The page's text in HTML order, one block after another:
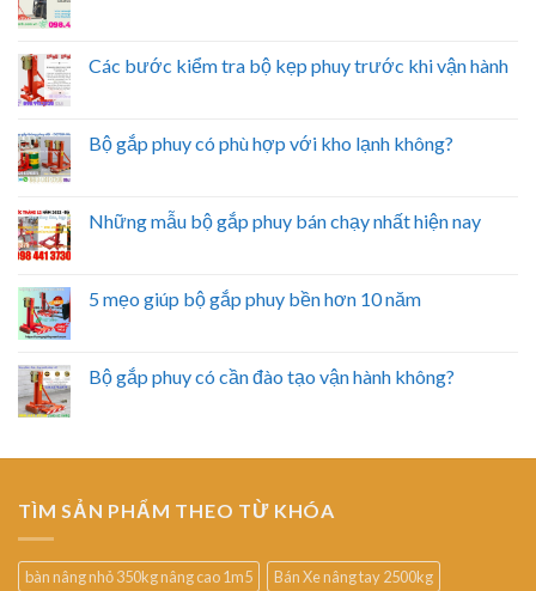
Các bước kiểm tra bộ kẹp phuy trước khi vận hành
Bộ gắp phuy có phù hợp với kho lạnh không?
Những mẫu bộ gắp phuy bán chạy nhất hiện nay
5 mẹo giúp bộ gắp phuy bền hơn 10 năm
Bộ gắp phuy có cần đào tạo vận hành không?
TÌM SẢN PHẨM THEO TỪ KHÓA
bàn nâng nhỏ 350kg nâng cao 1m5
Bán Xe nâng tay 2500kg